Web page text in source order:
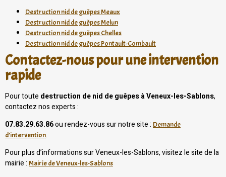
Destruction nid de guêpes Meaux
Destruction nid de guêpes Melun
Destruction nid de guêpes Chelles
Destruction nid de guêpes Pontault-Combault
Contactez-nous pour une intervention
rapide
Pour toute destruction de nid de guêpes à Veneux-les-Sablons,
contactez nos experts :
07.83.29.63.86ou rendez-vous sur notre site : Demande
d’intervention.
Pour plus d’informations sur Veneux-les-Sablons, visitez le site de la
mairie : Mairie de Veneux-les-Sablons